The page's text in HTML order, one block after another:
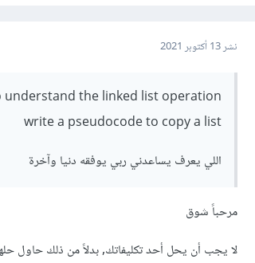
نشر13 أكتوبر 2021
understand the linked list operation
write a pseudocode to copy a list
اللي يعرف يساعدني ربي يوفقه دنيا وآخرة
مرحباً شوق
ﻻ يجب أن يحل أحد تكليفاتك, بدلاً من ذلك حاول